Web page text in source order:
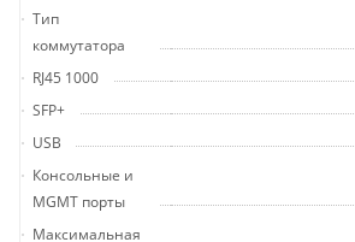
Тип
коммутатора
RJ45 1000
SFP+
USB
Консольные и
MGMT порты
Максимальная